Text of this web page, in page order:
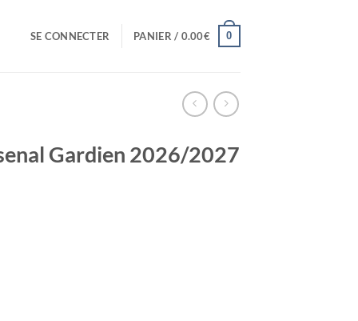
SE CONNECTER PANIER / 0.00€ 0
Gardien 2026/2027